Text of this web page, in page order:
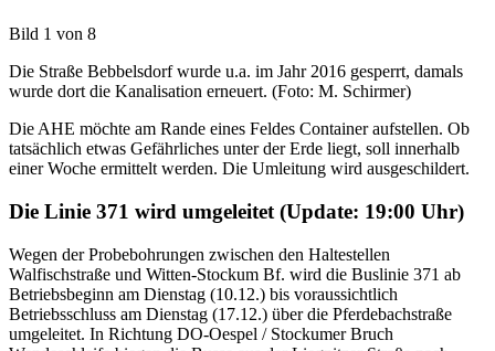
Bild 1 von 8
Die Straße Bebbelsdorf wurde u.a. im Jahr 2016 gesperrt, damals
wurde dort die Kanalisation erneuert. (Foto: M. Schirmer)
Die AHE möchte am Rande eines Feldes Container aufstellen. Ob
tatsächlich etwas Gefährliches unter der Erde liegt, soll innerhalb
einer Woche ermittelt werden. Die Umleitung wird ausgeschildert.
Die Linie 371 wird umgeleitet (Update: 19:00 Uhr)
Wegen der Probebohrungen zwischen den Haltestellen
Walfischstraße und Witten-Stockum Bf. wird die Buslinie 371 ab
Betriebsbeginn am Dienstag (10.12.) bis voraussichtlich
Betriebsschluss am Dienstag (17.12.) über die Pferdebachstraße
umgeleitet. In Richtung DO-Oespel / Stockumer Bruch